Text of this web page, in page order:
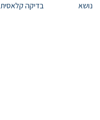
נושא
בדיקה קלאסית